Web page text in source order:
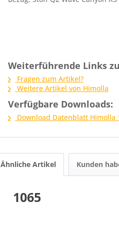
Weiterführende Links
Fragen zum Artikel?
Weitere Artikel von Himolla
Verfügbare Downloads:
Download Datenblatt Himolla
Ähnliche Artikel Kunden
1065